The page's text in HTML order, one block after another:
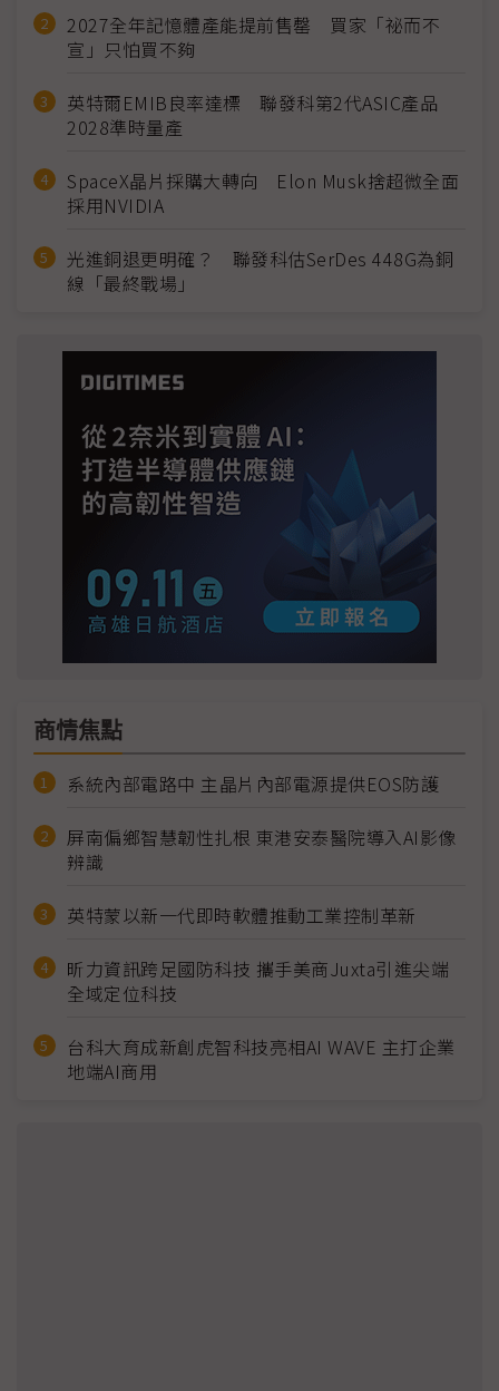
2027全年記憶體產能提前售罄 買家「祕而不
宣」只怕買不夠
英特爾EMIB良率達標 聯發科第2代ASIC產品
2028準時量產
SpaceX晶片採購大轉向 Elon Musk捨超微全面
採用NVIDIA
光進銅退更明確？ 聯發科估SerDes 448G為銅
線「最終戰場」
商情焦點
系統內部電路中 主晶片內部電源提供EOS防護
屏南偏鄉智慧韌性扎根 東港安泰醫院導入AI影像
辨識
英特蒙以新一代即時軟體推動工業控制革新
昕力資訊跨足國防科技 攜手美商Juxta引進尖端
全域定位科技
台科大育成新創虎智科技亮相AI WAVE 主打企業
地端AI商用